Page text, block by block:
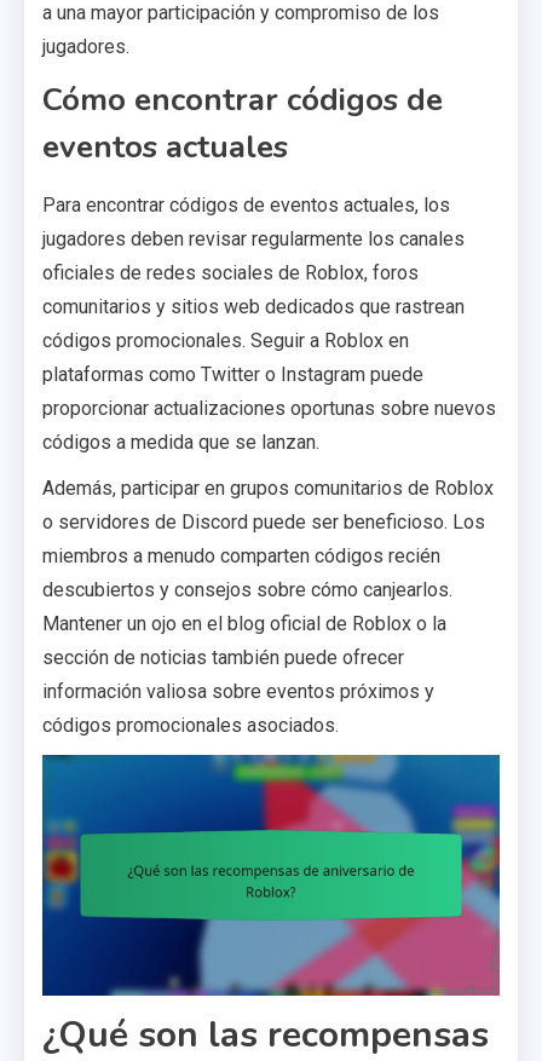
a una mayor participación y compromiso de los
jugadores.
Cómo encontrar códigos de
eventos actuales
Para encontrar códigos de eventos actuales, los
jugadores deben revisar regularmente los canales
oficiales de redes sociales de Roblox, foros
comunitarios y sitios web dedicados que rastrean
códigos promocionales. Seguir a Roblox en
plataformas como Twitter o Instagram puede
proporcionar actualizaciones oportunas sobre nuevos
códigos a medida que se lanzan.
Además, participar en grupos comunitarios de Roblox
o servidores de Discord puede ser beneficioso. Los
miembros a menudo comparten códigos recién
descubiertos y consejos sobre cómo canjearlos.
Mantener un ojo en el blog oficial de Roblox o la
sección de noticias también puede ofrecer
información valiosa sobre eventos próximos y
códigos promocionales asociados.
¿Qué son las recompensas